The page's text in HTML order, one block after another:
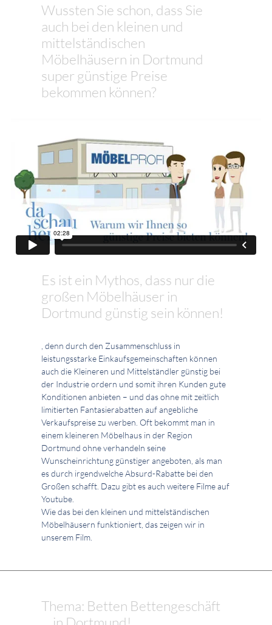
Wussten Sie schon, dass Sie
auch bei den kleinen und
mittelständischen
Möbelhäusern in Dortmund
super günstige Preise
bekommen können?
Es ist ein Mythos, dass nur die
großen Möbelhäuser in
Dortmund günstig sein können!
, denn durch den Zusammenschluss in
leistungsstarke Einkaufsgemeinschaften können
auch die Kleineren und Mittelständler günstig bei
der Industrie ordern und somit ihren Kunden gute
Konditionen anbieten – und das ohne mit zeitlich
limitierten Fantasierabatten auf angebliche
Verkaufspreise zu werben. Oft bekommt man in
einem kleineren Möbelhaus in der Region
Dortmund ohne verhandeln seine
Wunscheinrichtung günstiger angeboten, als man
es durch irgendwelche Absurd-Rabatte bei den
Großen schafft. Dazu gibt es auch weitere Filme auf
Youtube.
Wie das bei den kleinen und mittelständischen
Möbelhäusern funktioniert, das zeigen wir in
unserem Film.
Thema: Betten Bettengeschäft